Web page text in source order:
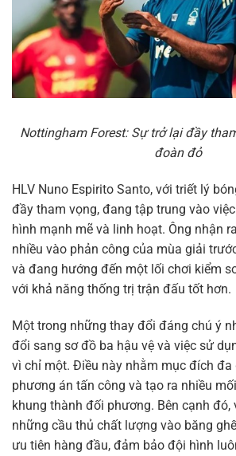
Nottingham Forest: Sự trở lại đầy
đoàn đỏ
HLV Nuno Espirito Santo, với triết lý
đầy tham vọng, đang tập trung vào
hình mạnh mẽ và linh hoạt. Ông nhận
nhiều vào phản công của mùa giải
và đang hướng đến một lối chơi kiểm
với khả năng thống trị trận đấu tốt hơn.
Một trong những thay đổi đáng chú ý
đổi sang sơ đồ ba hậu vệ và việc sử
vì chỉ một. Điều này nhằm mục đích đa
phương án tấn công và tạo ra nhiều
khung thành đối phương. Bên cạnh đó,
những cầu thủ chất lượng vào băng
ưu tiên hàng đầu, đảm bảo đội hình